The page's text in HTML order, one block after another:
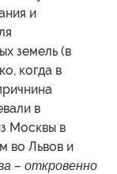
и
земель (в
когда в
в
Москвы в
во Львов и
– откровенно